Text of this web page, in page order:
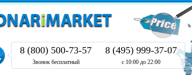
8 (800) 500-73-57
Звонок бесплатный
8 (495) 999-37-07
с 10:00 до 22:00